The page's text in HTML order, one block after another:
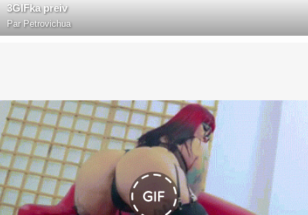
3GIFka preiv
Par Petrovichua